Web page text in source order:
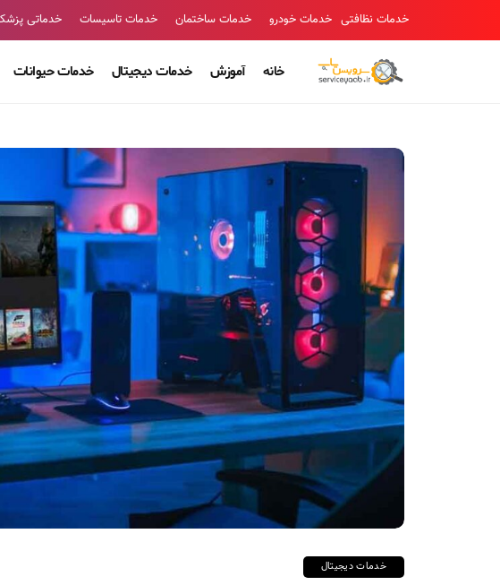
خدمات نظافتی خدمات خودرو خدمات ساختمان خدمات تاسیسات خدماتی
خانه آموزش خدمات دیجیتال خدمات حیوانات
خدمات دیجیتال